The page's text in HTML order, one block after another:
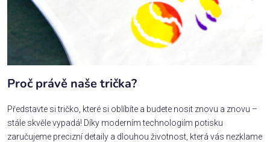
Proč právě naše trička?
Představte si tričko, které si oblíbíte a budete nosit znovu a znovu –
stále skvěle vypadá! Díky moderním technologiím potisku
zaručujeme precizní detaily a dlouhou životnost, která vás nezklame